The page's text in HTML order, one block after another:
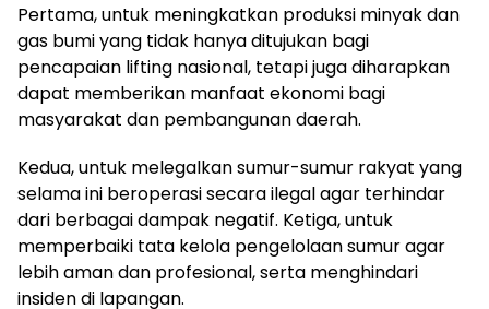
Pertama, untuk meningkatkan produksi minyak dan
gas bumi yang tidak hanya ditujukan bagi
pencapaian lifting nasional, tetapi juga diharapkan
dapat memberikan manfaat ekonomi bagi
masyarakat dan pembangunan daerah.
Kedua, untuk melegalkan sumur-sumur rakyat yang
selama ini beroperasi secara ilegal agar terhindar
dari berbagai dampak negatif. Ketiga, untuk
memperbaiki tata kelola pengelolaan sumur agar
lebih aman dan profesional, serta menghindari
insiden di lapangan.